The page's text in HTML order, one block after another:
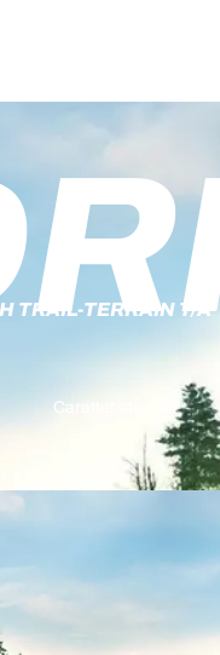
TRAIL-TERRAIN T/A
Caratteristica #4